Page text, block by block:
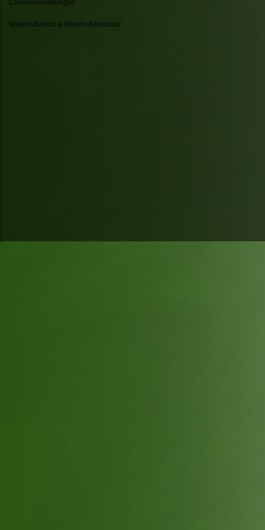
Cookieeinstellungen
Widerrufsrecht & Widerrufsformular